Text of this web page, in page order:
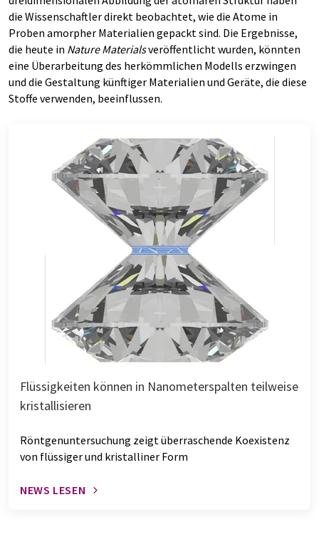
die Wissenschaftler direkt beobachtet, wie die Atome in
Proben amorpher Materialien gepackt sind. Die Ergebnisse,
die heute in Nature Materialsveröffentlicht wurden, könnten
eine Überarbeitung des herkömmlichen Modells erzwingen
und die Gestaltung künftiger Materialien und Geräte, die diese
Stoffe verwenden, beeinflussen.
Flüssigkeiten können in Nanometerspalten teilweise
kristallisieren
Röntgenuntersuchung zeigt überraschende Koexistenz
von flüssiger und kristalliner Form
NEWS LESEN